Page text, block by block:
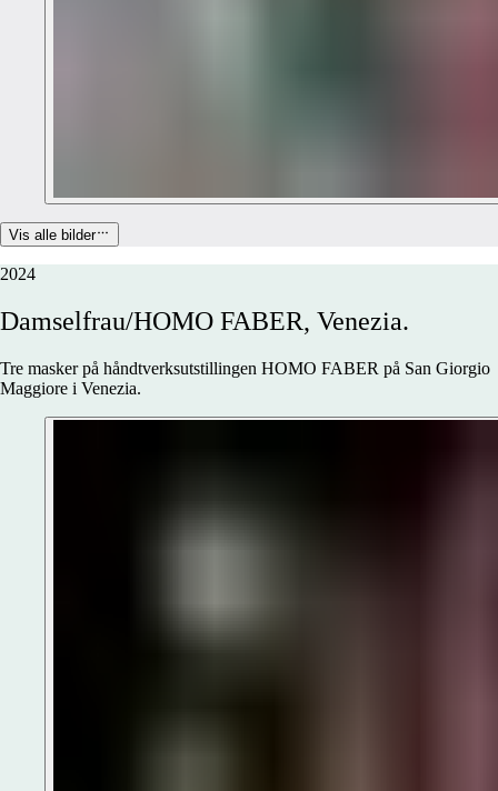
Vis alle bilder
2024
Damselfrau/HOMO FABER, Venezia.
Tre masker på håndtverksutstillingen HOMO FABER på San Giorgio
Maggiore i Venezia.